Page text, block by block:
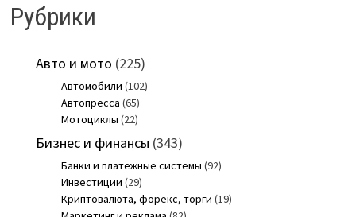
Рубрики
Авто и мото (225)
Автомобили (102)
Автопресса (65)
Мотоциклы (22)
Бизнес и финансы (343)
Банки и платежные системы (92)
Инвестиции (29)
Криптовалюта, форекс, торги (19)